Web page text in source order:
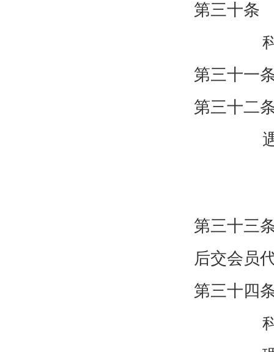
第三十条
第三十一
第三十二
第三十三
后交会员
第三十四